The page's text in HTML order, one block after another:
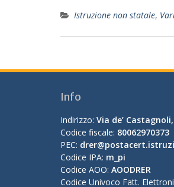
Istruzione non statale,
Info
Indirizzo: Via de’
Codice fiscale: 80062970373
PEC:
Codice IPA: m_pi
Codice AOO: AOODRER
Codice Univoco Fatt.